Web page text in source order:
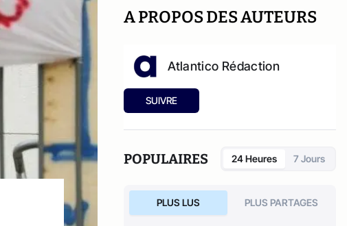
A PROPOS DES AUTEURS
Atlantico Rédaction
SUIVRE
POPULAIRES 24 Heures 7 Jours
PLUS LUS PLUS PARTAGES